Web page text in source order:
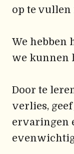
op te vullen
We hebben
we kunnen
Door te
verlies,
ervaringen